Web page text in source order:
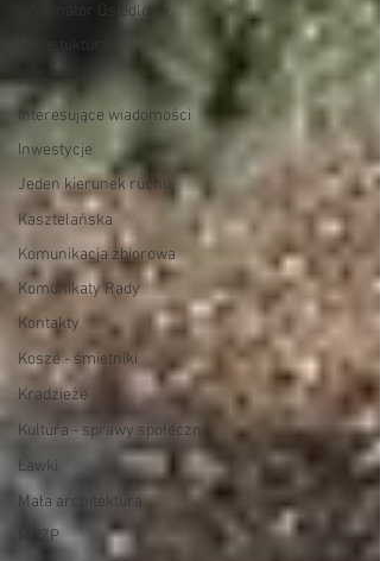
Informator Osiedlowy
Infrastuktura
Inne
Interesujące wiadomości
Inwestycje
Jeden kierunek ruchu
Kasztelańska
Komunikacja zbiorowa
Komunikaty Rady
Kontakty
Kosze - śmietniki
Kradzieże
Kultura - sprawy społeczne
Ławki
Mała architektura
MPZP